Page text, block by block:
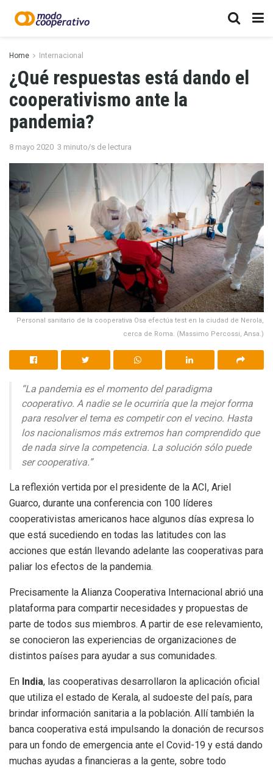
Home Internacional
¿Qué respuestas está dando el
cooperativismo ante la
pandemia?
8 mayo 2020 3 minuto/s de lectura
Personal sanitario de la cooperativa Osa efectúa test en la ciudad de Nerola,
cerca de Roma. (Massimo Percossi, Ansa.)
“La pandemia es el momento del paradigma
cooperativo. A nadie se le ocurriría que la mejor forma
para resolver el tema es competir con el vecino. Hasta
los nacionalismos más extremos han comprendido que
de nada sirve la competencia. La solución sólo puede
ser cooperativa.”
La reflexión vertida por el presidente de la ACI, Ariel
Guarco, durante una conferencia con 100 líderes
cooperativistas americanos hace algunos días expresa lo
que está sucediendo en todas las latitudes con las
acciones que están llevando adelante las cooperativas para
paliar los efectos de la pandemia.
Precisamente la Alianza Cooperativa Internacional abrió una
plataforma para compartir necesidades y propuestas de
parte de todos sus miembros. A partir de ese relevamiento,
se conocieron las experiencias de organizaciones de
distintos países para ayudar a sus comunidades.
En India, las cooperativas desarrollaron la aplicación oficial
que utiliza el estado de Kerala, al sudoeste del país, para
brindar información sanitaria a la población. Allí también la
banca cooperativa está impulsando la donación de recursos
para un fondo de emergencia ante el Covid-19 y está dando
muchas ayudas a financieras a la gente, sobre todo